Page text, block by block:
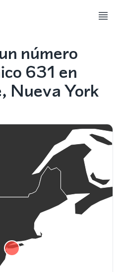
número
631 en
Nueva York